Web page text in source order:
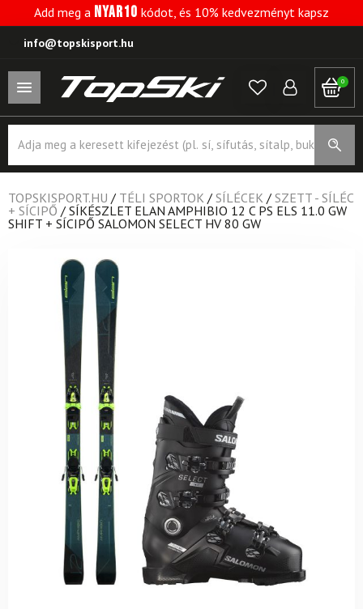
Add meg a NYAR10 kódot, és 10% kedvezményt kapsz
info@topskisport.hu
0
search
TOPSKISPORT.HU / TÉLI SPORTOK / SÍLÉCEK / SZETT - SÍLÉC
+ SÍCIPŐ / SÍKÉSZLET ELAN AMPHIBIO 12 C PS ELS 11.0 GW
SHIFT + SÍCIPŐ SALOMON SELECT HV 80 GW